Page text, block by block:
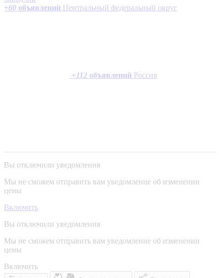
+60 объявлений Центральный федеральный округ
+112 объявлений Россия
Вы отключили уведомления
Мы не сможем отправить вам уведомление об изменении
цены
Включить
Вы отключили уведомления
Мы не сможем отправить вам уведомление об изменении
цены
Включить